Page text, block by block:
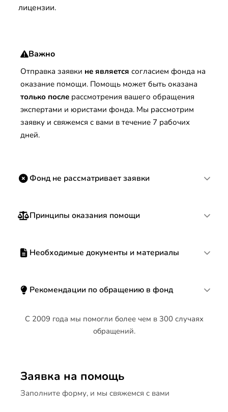
лицензии.
Важно
Отправка заявки не является согласием фонда на
оказание помощи. Помощь может быть оказана
только после рассмотрения вашего обращения
экспертами и юристами фонда. Мы рассмотрим
заявку и свяжемся с вами в течение 7 рабочих
дней.
Фонд не рассматривает заявки
Принципы оказания помощи
Необходимые документы и материалы
Рекомендации по обращению в фонд
С 2009 года мы помогли более чем в 300 случаях
обращений.
Заявка на помощь
Заполните форму, и мы свяжемся с вами